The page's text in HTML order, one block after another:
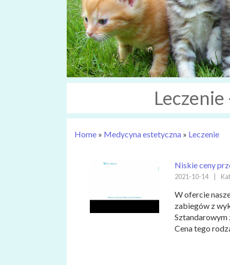
Home » Medycyna estetyczna » Leczenie
Niskie ceny
2021-10-14
W ofercie
zabiegów z
Sztandarowym
Cena tego